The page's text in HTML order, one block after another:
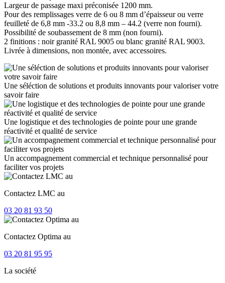
Largeur de passage maxi préconisée 1200 mm.
Pour des remplissages verre de 6 ou 8 mm d’épaisseur ou verre
feuilleté de 6,8 mm -33.2 ou 8,8 mm – 44.2 (verre non fourni).
Possibilité de soubassement de 8 mm (non fourni).
2 finitions : noir granité RAL 9005 ou blanc granité RAL 9003.
Livrée à dimensions, non montée, avec accessoires.
Une séléction de solutions et produits innovants pour valoriser votre
savoir faire
Une logistique et des technologies de pointe pour une grande
réactivité et qualité de service
Un accompagnement commercial et technique personnalisé pour
faciliter vos projets
Contactez LMC au
03 20 81 93 50
Contactez Optima au
03 20 81 95 95
La société